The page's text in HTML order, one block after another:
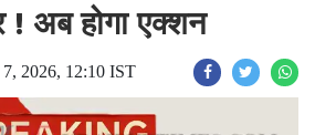
! अब होगा एक्शन
2026, 12:10 IST